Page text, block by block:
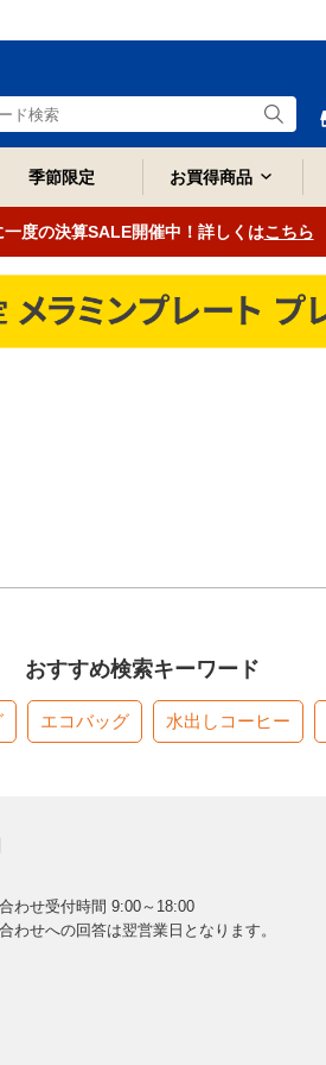
季節限定 お買得商品
一度の決算SALE開催中！詳しくはこちら
おすすめ検索キーワード
エコバッグ 水出しコーヒー
わせ受付時間 9:00～18:00
わせへの回答は翌営業日となります。